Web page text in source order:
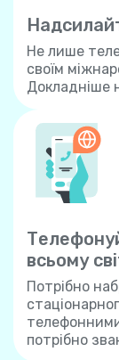
Не лише
своїм
Докладніше
всьому
Потрібно
потрібно